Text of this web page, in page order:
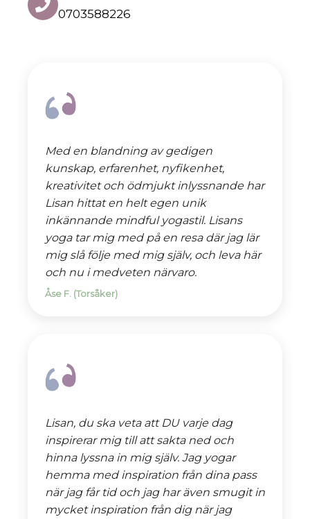
0703588226
Med en blandning av gedigen
kunskap, erfarenhet, nyfikenhet,
kreativitet och ödmjukt inlyssnande har
Lisan hittat en helt egen unik
inkännande mindful yogastil. Lisans
yoga tar mig med på en resa där jag lär
mig slå följe med mig själv, och leva här
och nu i medveten närvaro.
Åse F. (Torsåker)
Lisan, du ska veta att DU varje dag
inspirerar mig till att sakta ned och
hinna lyssna in mig själv. Jag yogar
hemma med inspiration från dina pass
när jag får tid och jag har även smugit in
mycket inspiration från dig när jag